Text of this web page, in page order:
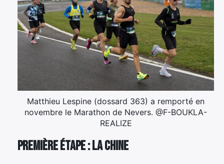
Matthieu Lespine (dossard 363) a remporté en
novembre le Marathon de Nevers. @F-BOUKLA-
REALIZE
Première étape : la Chine